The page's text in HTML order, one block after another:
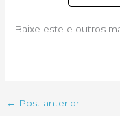
Baixe este e outros
← Post anterior